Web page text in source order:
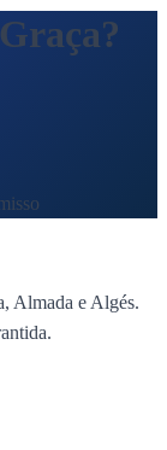
Almada e Algés.